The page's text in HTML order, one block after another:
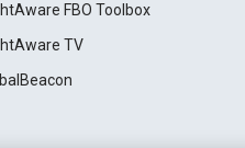
FBO Toolbox
TV